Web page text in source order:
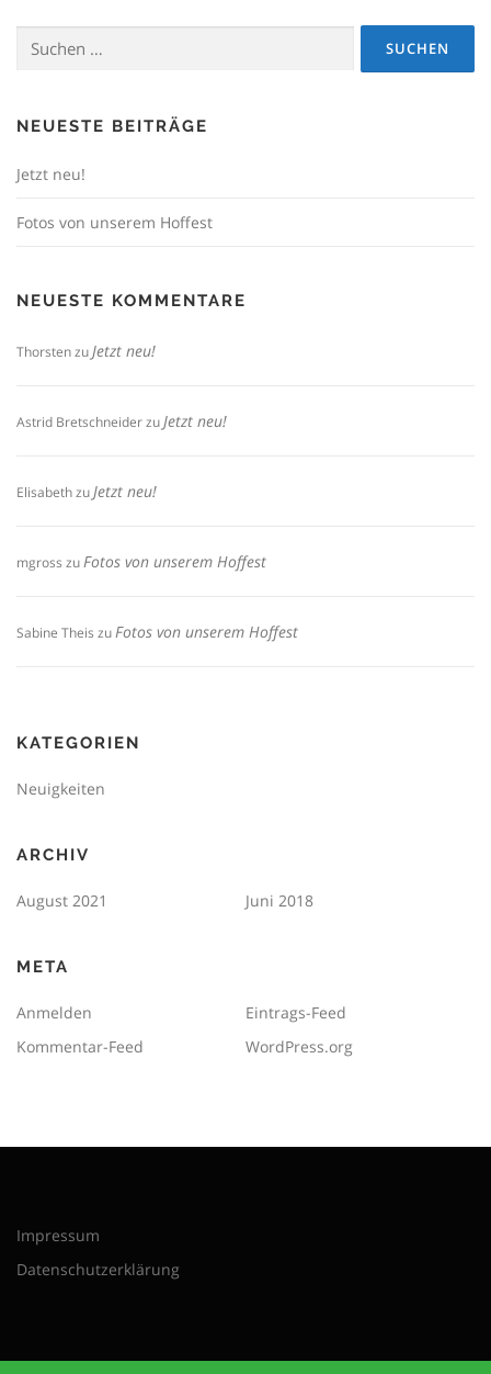
nach:
NEUESTE BEITRÄGE
Jetzt neu!
Fotos von unserem Hoffest
NEUESTE KOMMENTARE
ThorstenzuJetzt neu!
Astrid BretschneiderzuJetzt neu!
ElisabethzuJetzt neu!
mgross zuFotos von unserem Hoffest
Sabine Theis zuFotos von unserem Hoffest
KATEGORIEN
Neuigkeiten
ARCHIV
August 2021 Juni 2018
META
Anmelden
Eintrags-Feed
Kommentar-Feed
WordPress.org
Impressum
Datenschutzerklärung